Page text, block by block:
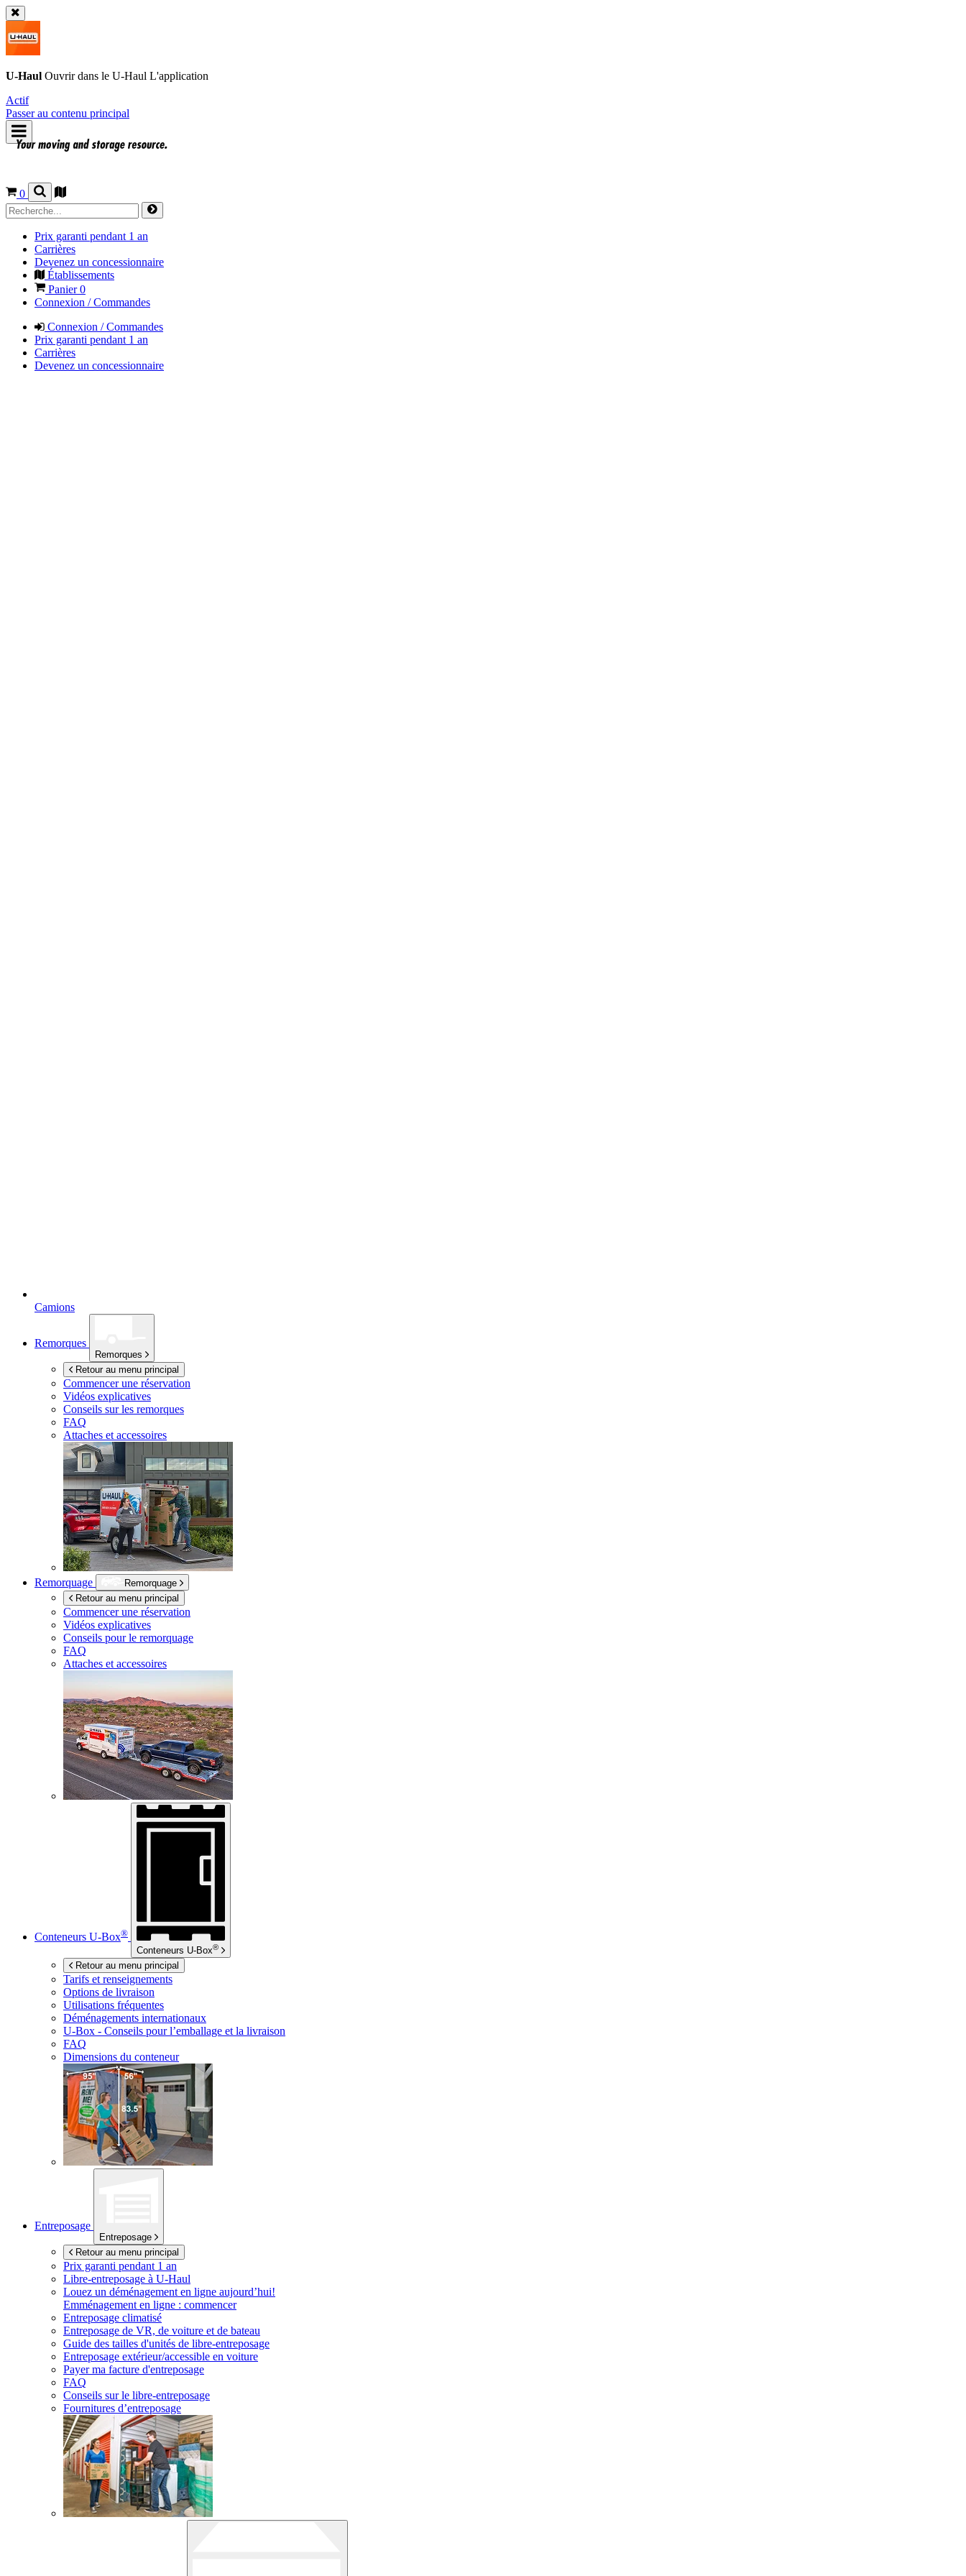
U-Haul Ouvrir dans le U-Haul L'application
Actif
Passer au contenu principal
0
Prix garanti pendant 1 an
Carrières
Devenez un concessionnaire
Établissements
Panier0
Connexion / Commandes
Connexion / Commandes
Prix garanti pendant 1 an
Carrières
Devenez un concessionnaire
Camions
Remorques
Remorques
Retour au menu principal
Commencer une réservation
Vidéos explicatives
Conseils sur les remorques
FAQ
Attaches et accessoires
Remorquage
Remorquage
Retour au menu principal
Commencer une réservation
Vidéos explicatives
Conseils pour le remorquage
FAQ
Attaches et accessoires
Conteneurs U-Box®
Conteneurs U-Box®
Retour au menu principal
Tarifs et renseignements
Options de livraison
Utilisations fréquentes
Déménagements internationaux
U-Box - Conseils pour l’emballage et la livraison
FAQ
Dimensions du conteneur
Entreposage
Entreposage
Retour au menu principal
Prix garanti pendant 1 an
Libre-entreposage à U-Haul
Louez un déménagement en ligne aujourd’hui!
Emménagement en ligne : commencer
Entreposage climatisé
Entreposage de VR, de voiture et de bateau
Guide des tailles d'unités de libre-entreposage
Entreposage extérieur/accessible en voiture
Payer ma facture d'entreposage
FAQ
Conseils sur le libre-entreposage
Fournitures d’entreposage